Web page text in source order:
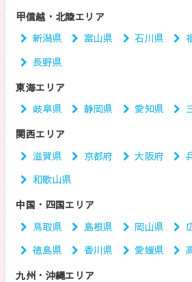
甲信越・北陸エリア
新潟県
富山県 石川県
長野県
東海エリア
岐阜県
静岡県 愛知県
関西エリア
滋賀県
京都府 大阪府
和歌山県
中国・四国エリア
鳥取県
島根県 岡山県
徳島県
香川県 愛媛県
九州・沖縄エリア